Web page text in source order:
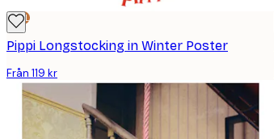
DEAL
Pippi Longstocking in Winter Poster
Från 119 kr